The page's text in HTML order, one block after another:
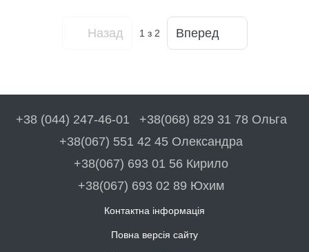
Назад 1 з 2 Вперед
+38 (044) 247-46-01
+38(068) 829 31 78 Ольга
+38(067) 551 42 45 Олександра
+38(067) 693 01 56 Кирило
+38(067) 693 02 89 Юхим
Контактна інформація
Повна версія сайту